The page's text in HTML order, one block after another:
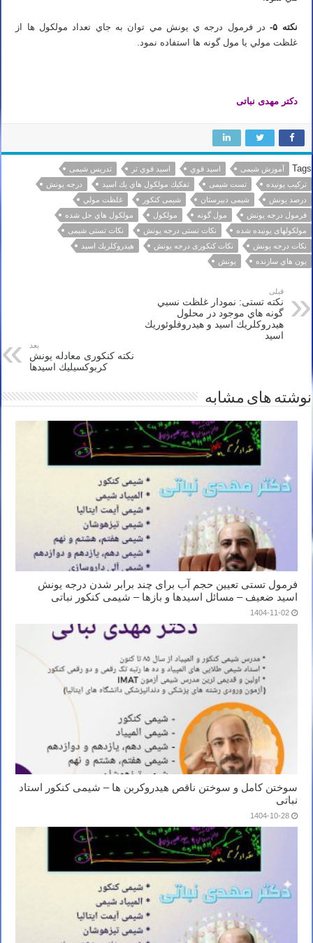
نكته ۵- در فرمول درجه ي يونش مي توان به جاي تعداد مولكول ها از
غلظت مولي يا مول گونه ها استفاده نمود.
دکتر مهدی نباتی
Tags آموزش شیمی اسيد قوي اسيد قوي تر
تدریس شیمی
تركيب يونيده
تست شیمی تفكيك مولكول هاي يك اسيد
درجه یونش
درصد يونش
شیمی دبیرستان شیمی کنکور
غلظت مولي
فرمول درجه يونش
مول گونه مولكول
مولكول هاي حل شده
مولکولهای یونیده شده
نکات تستی درجه يونش
نکات تستی شیمی
نکات درجه یونش
نکات کنکوری درجه یونش
هيدروكلريك اسيد
يون هاي سازنده
یونش
قبلی
نکته تستی: نمودار غلظت نسبي
گونه هاي موجود در محلول
هيدروكلريك اسيد و هيدروفلوئوريك
اسيد
بعد
نکته کنکوری معادله يونش
كربوكسيليك اسيدها
نوشته های مشابه
فرمول تستی تعیین حجم آب برای چند برابر شدن درجه یونش
اسید ضعیف – مسائل اسیدها و بازها – شیمی کنکور نباتی
1404-11-02
سوختن کامل و سوختن ناقص هیدروکربن ها – شیمی کنکور استاد
نباتی
1404-10-28